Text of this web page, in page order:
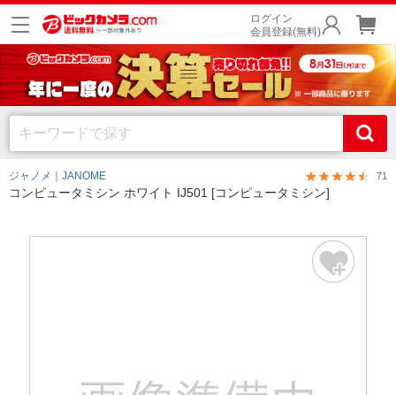
ログイン
会員登録(無料)
ジャノメ｜JANOME 71
コンピュータミシン ホワイト IJ501 [コンピュータミシン]